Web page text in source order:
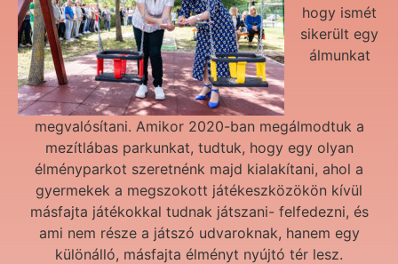
hogy ismét
sikerült egy
álmunkat
megvalósítani. Amikor 2020-ban megálmodtuk a
mezítlábas parkunkat, tudtuk, hogy egy olyan
élményparkot szeretnénk majd kialakítani, ahol a
gyermekek a megszokott játékeszközökön kívül
másfajta játékokkal tudnak játszani- felfedezni, és
ami nem része a játszó udvaroknak, hanem egy
különálló, másfajta élményt nyújtó tér lesz.